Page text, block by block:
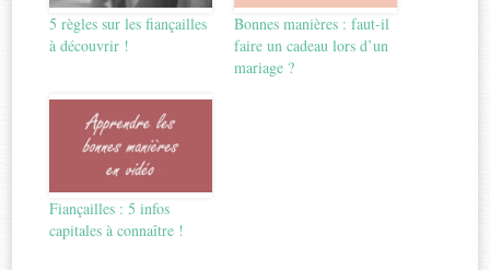
5 règles sur les fiançailles
à découvrir !
Bonnes manières : faut-il
faire un cadeau lors d’un
mariage ?
Fiançailles : 5 infos
capitales à connaître !